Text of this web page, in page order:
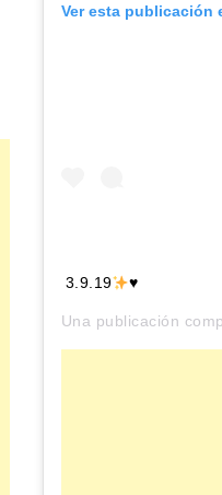
Ver esta publicación
3.9.19 ♥️
Una publicación